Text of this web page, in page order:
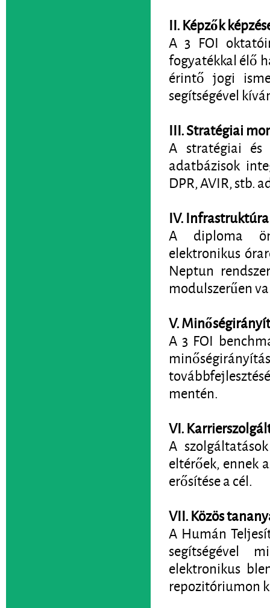
II. Képzők
A 3 FOI
fogyatékkal élő
érintő jogi
segítségével
III. Stratégiai
A stratégiai
adatbázisok
DPR, AVIR, stb.
IV.
A diploma
elektronikus
Neptun
modulszerűen
V.
A 3 FOI
mentén.
VI.
A
eltérőek, ennek
erősítése a cél.
VII. Közös
A Humán
segítségével
elektronikus
repozitóriumon